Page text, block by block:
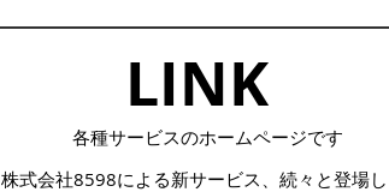
LINK​
​各種サービスのホームページです
株式会社8598による新サービス、続々と登場し